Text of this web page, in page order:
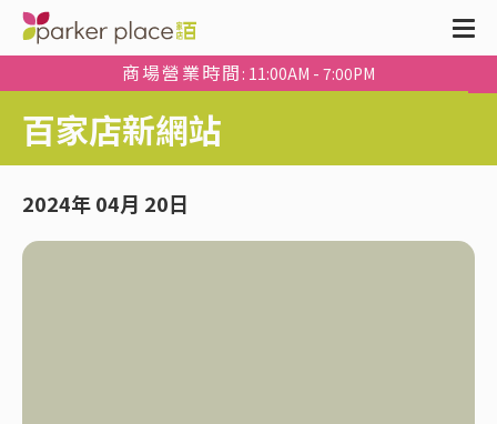
商場營業時間 : 11:00AM - 7:00PM
百家店新網站
2024年 04月 20日